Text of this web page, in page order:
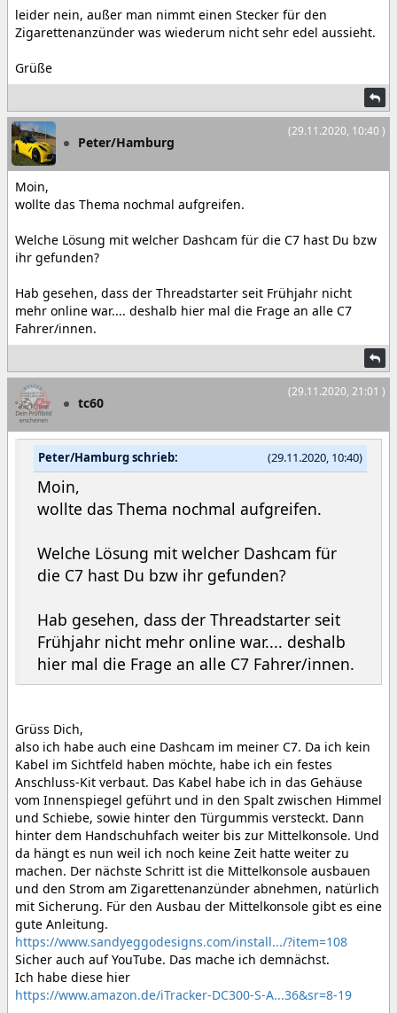
leider nein, außer man nimmt einen Stecker für den
Zigarettenanzünder was wiederum nicht sehr edel aussieht.
Grüße
(29.11.2020, 10:40 )
Peter/Hamburg
Moin,
wollte das Thema nochmal aufgreifen.
Welche Lösung mit welcher Dashcam für die C7 hast Du bzw
ihr gefunden?
Hab gesehen, dass der Threadstarter seit Frühjahr nicht
mehr online war.... deshalb hier mal die Frage an alle C7
Fahrer/innen.
(29.11.2020, 21:01 )
tc60
(29.11.2020, 10:40)
Peter/Hamburg schrieb:
Moin,
wollte das Thema nochmal aufgreifen.
Welche Lösung mit welcher Dashcam für
die C7 hast Du bzw ihr gefunden?
Hab gesehen, dass der Threadstarter seit
Frühjahr nicht mehr online war.... deshalb
hier mal die Frage an alle C7 Fahrer/innen.
Grüss Dich,
also ich habe auch eine Dashcam im meiner C7. Da ich kein
Kabel im Sichtfeld haben möchte, habe ich ein festes
Anschluss-Kit verbaut. Das Kabel habe ich in das Gehäuse
vom Innenspiegel geführt und in den Spalt zwischen Himmel
und Schiebe, sowie hinter den Türgummis versteckt. Dann
hinter dem Handschuhfach weiter bis zur Mittelkonsole. Und
da hängt es nun weil ich noch keine Zeit hatte weiter zu
machen. Der nächste Schritt ist die Mittelkonsole ausbauen
und den Strom am Zigarettenanzünder abnehmen, natürlich
mit Sicherung. Für den Ausbau der Mittelkonsole gibt es eine
gute Anleitung.
https://www.sandyeggodesigns.com/install.../?item=108
Sicher auch auf YouTube. Das mache ich demnächst.
Ich habe diese hier
https://www.amazon.de/iTracker-DC300-S-A...36&sr=8-19